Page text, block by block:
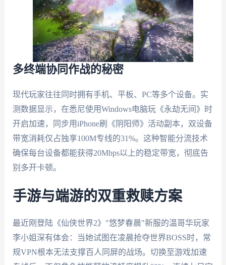
多终端协同作战的秘密
现代玩家往往同时拥有手机、平板、PC等多个设备。实
测数据显示，在悉尼使用Windows电脑玩《永劫无间》时
开启加速，同步用iPhone刷《阴阳师》活动副本，双设备
带宽消耗仅占独享100M专线的31%。这种智能分流技术
确保每台设备都能获得20Mbps以上的稳定带宽，彻底告
别多开卡顿。
手游与端游的双重救赎方案
最近刚登陆《仙侠世界2》"悠梦春晨"新服的温哥华玩家
李小姐深有体会：当她试图在凌晨抢夺世界BOSS时，常
规VPN根本无法支撑百人同屏的战场。切换至游戏加速